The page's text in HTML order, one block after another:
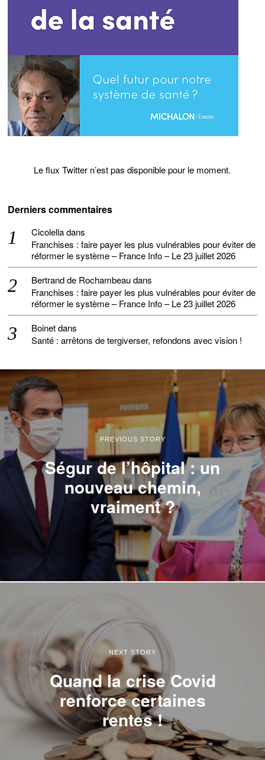
Le flux Twitter n’est pas disponible pour le moment.
Derniers commentaires
Cicolelladans
Franchises : faire payer les plus vulnérables pour éviter de
réformer le système – France Info – Le 23 juillet 2026
Bertrand de Rochambeaudans
Franchises : faire payer les plus vulnérables pour éviter de
réformer le système – France Info – Le 23 juillet 2026
Boinetdans
Santé : arrêtons de tergiverser, refondons avec vision !
PREVIOUS STORY
Ségur de l’hôpital : un
nouveau chemin,
vraiment ?
NEXT STORY
Quand la crise Covid
renforce certaines
rentes !